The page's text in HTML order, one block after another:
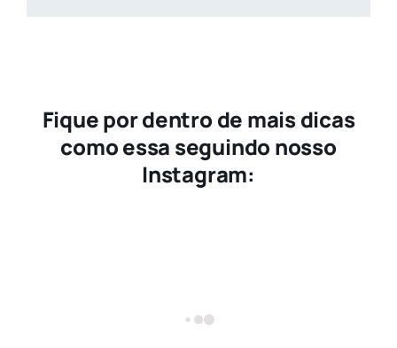
Fique por dentro de mais dicas
como essa seguindo nosso
Instagram: